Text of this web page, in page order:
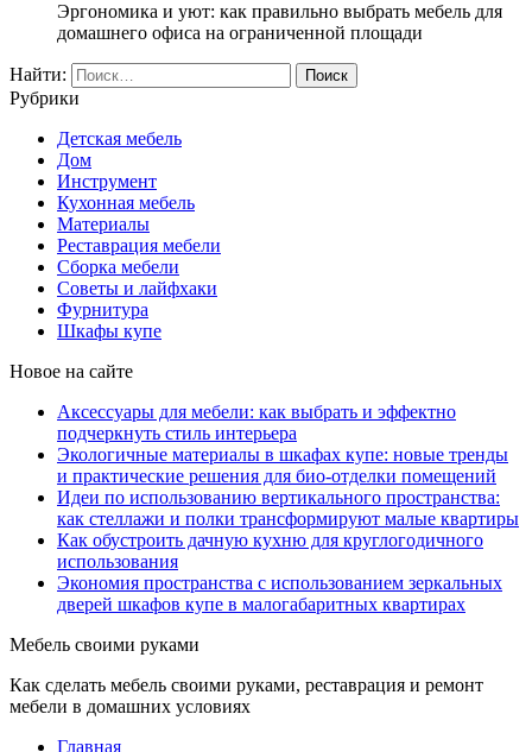
Эргономика и уют: как правильно выбрать мебель для
домашнего офиса на ограниченной площади
Найти:
Рубрики
Детская мебель
Дом
Инструмент
Кухонная мебель
Материалы
Реставрация мебели
Сборка мебели
Советы и лайфхаки
Фурнитура
Шкафы купе
Новое на сайте
Аксессуары для мебели: как выбрать и эффектно
подчеркнуть стиль интерьера
Экологичные материалы в шкафах купе: новые тренды
и практические решения для био-отделки помещений
Идеи по использованию вертикального пространства:
как стеллажи и полки трансформируют малые квартиры
Как обустроить дачную кухню для круглогодичного
использования
Экономия пространства с использованием зеркальных
дверей шкафов купе в малогабаритных квартирах
Мебель своими руками
Как сделать мебель своими руками, реставрация и ремонт
мебели в домашних условиях
Главная